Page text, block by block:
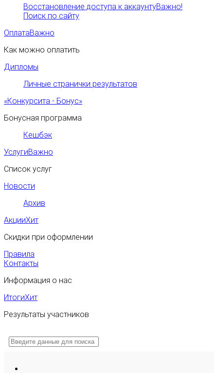
Восстановление доступа к аккаунтуВажно!
Поиск по сайту
ОплатаВажно
Как можно оплатить
Дипломы
Личные странички результатов
«Конкурсита - Бонус»
Бонусная программа
Кешбэк
УслугиВажно
Список услуг
Новости
Архив
АкцииХит
Скидки при оформлении
Правила
Контакты
Информация о нас
ИтогиХит
Результаты участников